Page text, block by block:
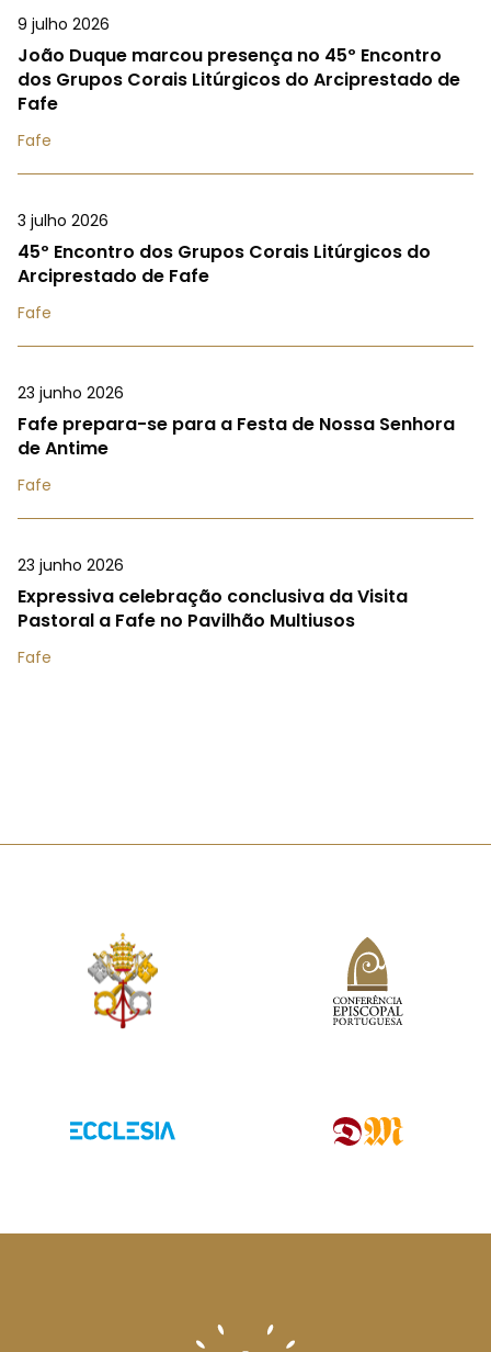
9 julho 2026
João Duque marcou presença no 45º Encontro
dos Grupos Corais Litúrgicos do Arciprestado de
Fafe
Fafe
3 julho 2026
45º Encontro dos Grupos Corais Litúrgicos do
Arciprestado de Fafe
Fafe
23 junho 2026
Fafe prepara-se para a Festa de Nossa Senhora
de Antime
Fafe
23 junho 2026
Expressiva celebração conclusiva da Visita
Pastoral a Fafe no Pavilhão Multiusos
Fafe